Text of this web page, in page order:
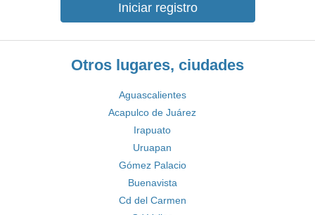
Iniciar registro
Otros lugares, ciudades
Aguascalientes
Acapulco de Juárez
Irapuato
Uruapan
Gómez Palacio
Buenavista
Cd del Carmen